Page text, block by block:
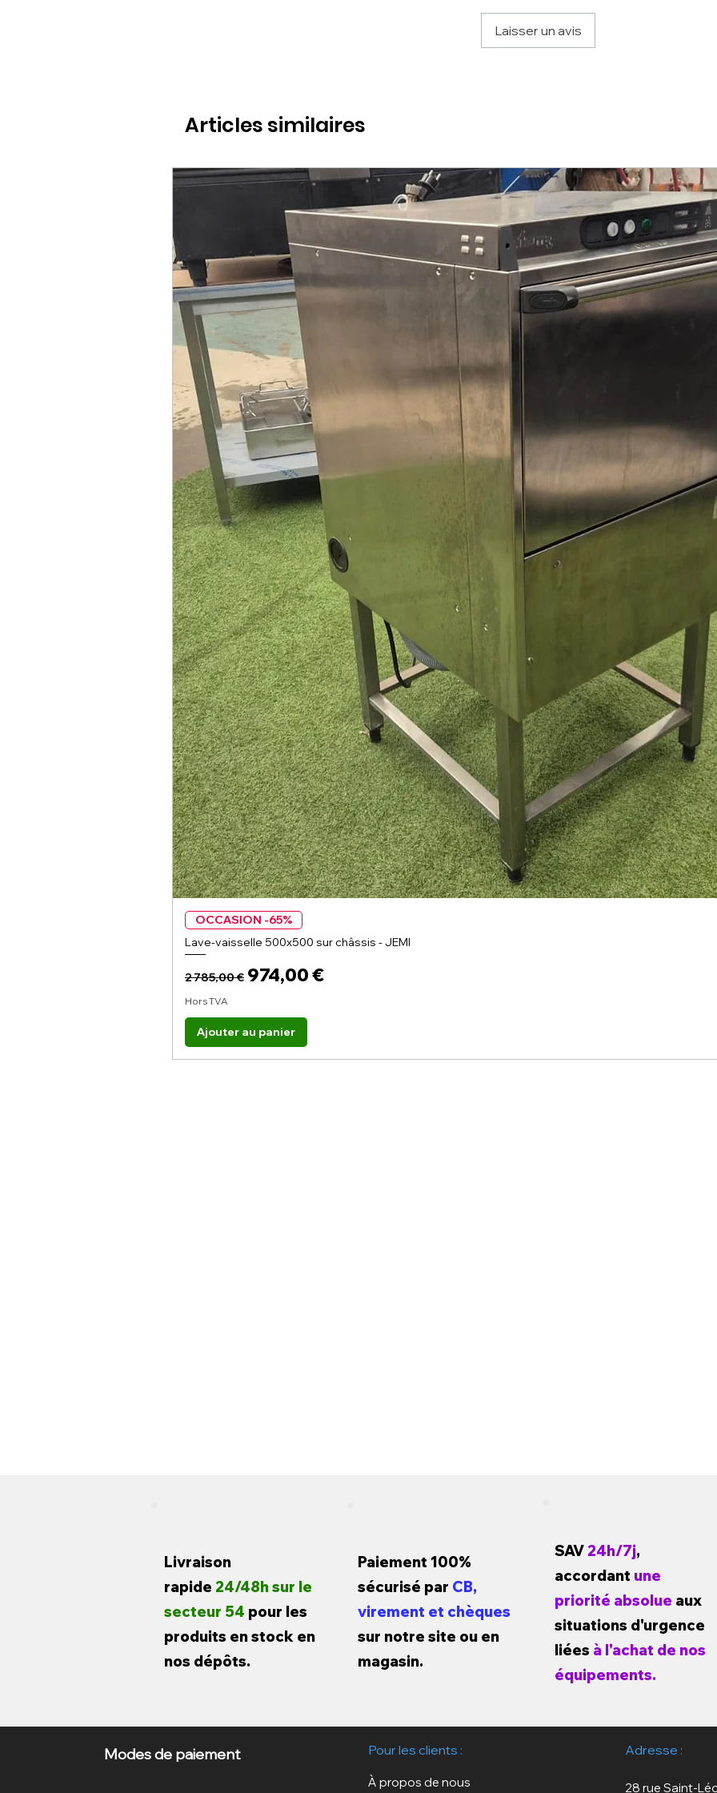
Laisser un avis
Articles similaires
OCCASION -65%
Lave-vaisselle 500x500 sur châssis - JEMI
Prix original
2 785,00 € Prix promotionnel
974,00 €
Hors TVA
Ajouter au panier
Livraison
rapide 24/48h sur le
secteur 54 pour les
produits en stock en
nos dépôts.
Paiement 100%
sécurisé par CB,
virement et chèques
sur notre site ou en
magasin.
SAV 24h/7j,
accordant une
priorité absolue aux
situations d'urgence
liées à l'achat de nos
équipements.
Modes de paiement Pour les clients :
À propos de nous
Adresse :
28 rue Saint-